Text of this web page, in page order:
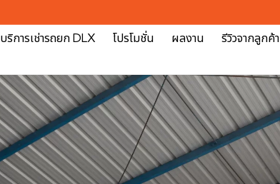
บริการเช่ารถยก DLX โปรโมชั่น ผลงาน รีวิวจากลูกค้า